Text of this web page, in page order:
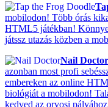
mobilodon! Több órás
HTML5 játékban!
játssz utazás közben a
Nail Doctor
azonban most profi
embereken az online
biológiát a mobilodon!
kedved az orvosi